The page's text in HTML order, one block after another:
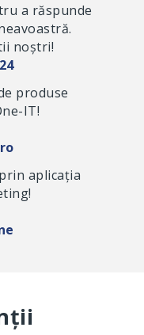
a răspunde
noștri!
produse
IT!
aplicația